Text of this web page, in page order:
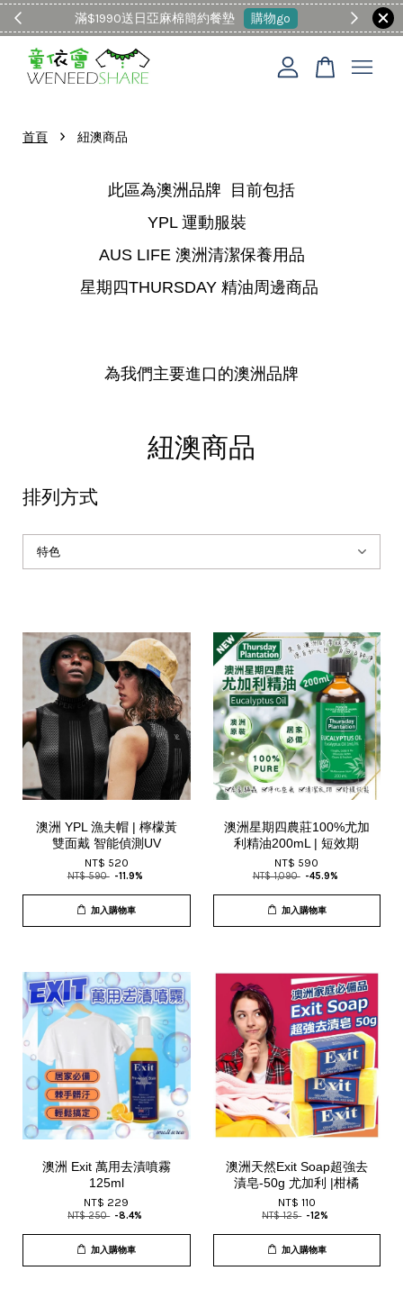
滿$1990送日亞麻棉簡約餐墊 購物go 童裝
首頁 › 紐澳商品
此區為澳洲品牌 目前包括
YPL 運動服裝
AUS LIFE 澳洲清潔保養用品
星期四THURSDAY 精油周邊商品
為我們主要進口的澳洲品牌
紐澳商品
排列方式
澳洲 YPL 漁夫帽 | 檸檬黃
雙面戴 智能偵測UV
NT$ 520
NT$ 590 -11.9%
加入購物車
澳洲星期四農莊100%尤加
利精油200mL | 短效期
NT$ 590
NT$ 1,090 -45.9%
加入購物車
澳洲 Exit 萬用去漬噴霧
125ml
NT$ 229
NT$ 250 -8.4%
加入購物車
澳洲天然Exit Soap超強去
漬皂-50g 尤加利 |柑橘
NT$ 110
NT$ 125 -12%
加入購物車
您的購物車目前還是空的。